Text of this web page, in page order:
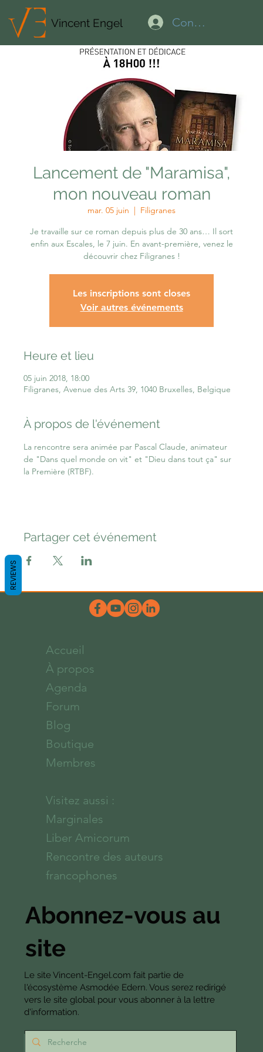
Connexion
Vincent Engel
Lancement de "Maramisa",
mon nouveau roman
mar. 05 juin
  |
Filigranes
Je travaille sur ce roman depuis plus de 30 ans… Il sort
enfin aux Escales, le 7 juin. En avant-première, venez le
découvrir chez Filigranes !
Les inscriptions sont closes
Voir autres événements
Heure et lieu
05 juin 2018, 18:00
Filigranes, Avenue des Arts 39, 1040 Bruxelles, Belgique
À propos de l'événement
La rencontre sera animée par Pascal Claude, animateur
de "Dans quel monde on vit" et "Dieu dans tout ça" sur
la Première (RTBF).
Partager cet événement
Abonnez-vous au
site
Le site Vincent-Engel.com fait partie de
l'écosystème Asmodée Edern. Vous serez redirigé
vers le site global pour vous abonner à la lettre
d'information.
Accueil
À propos
Agenda
Forum
Blog
Boutique
Membres
Visitez aussi :
Marginales
Liber Amicorum
Rencontre des auteurs
francophones
REVIEWS